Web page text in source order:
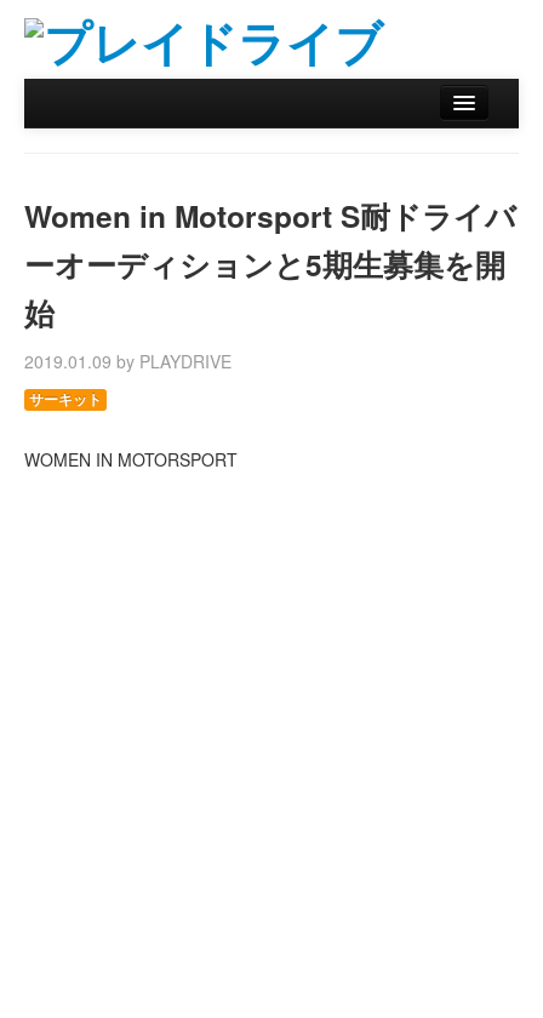
バックナンバー
Women in Motorsport S耐ドライバ
ーオーディションと5期生募集を開
始
2019.01.09 by PLAYDRIVE
サーキット
WOMEN IN MOTORSPORT